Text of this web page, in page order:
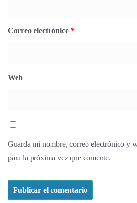
Correo electrónico *
Web
Guarda mi nombre, correo electrónico y
para la próxima vez que comente.